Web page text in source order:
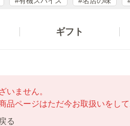
ギフト
いません。
品ページはただ今お取扱いをして
る